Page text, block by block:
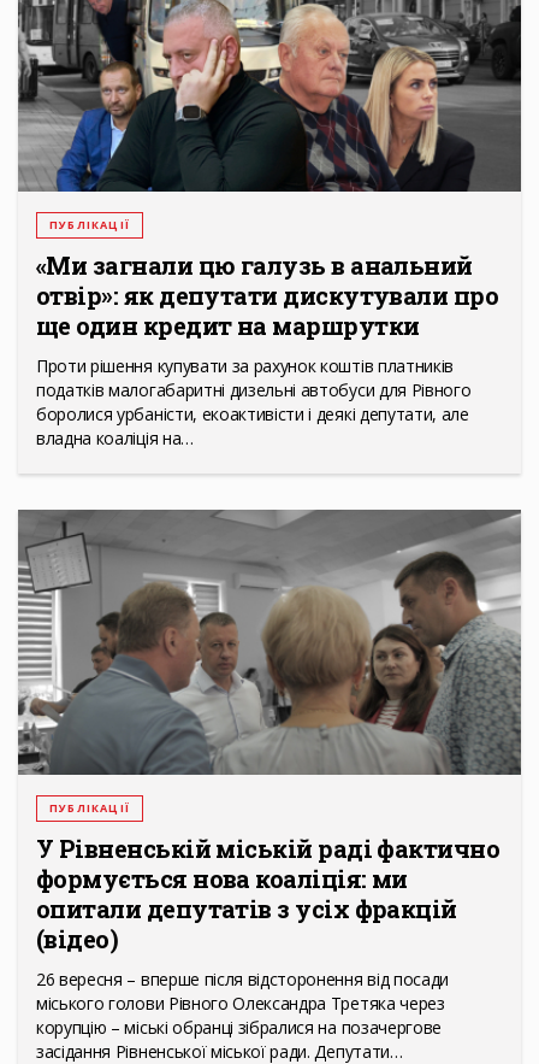
ПУБЛІКАЦІЇ
«Ми загнали цю галузь в анальний
отвір»: як депутати дискутували про
ще один кредит на маршрутки
Проти рішення купувати за рахунок коштів платників
податків малогабаритні дизельні автобуси для Рівного
боролися урбаністи, екоактивісти і деякі депутати, але
владна коаліція на…
ПУБЛІКАЦІЇ
У Рівненській міській раді фактично
формується нова коаліція: ми
опитали депутатів з усіх фракцій
(відео)
26 вересня – вперше після відсторонення від посади
міського голови Рівного Олександра Третяка через
корупцію – міські обранці зібралися на позачергове
засідання Рівненської міської ради. Депутати…